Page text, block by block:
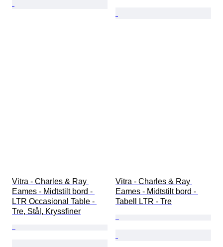
Vitra - Charles & Ray
Eames - Midtstilt bord -
LTR Occasional Table -
Tre, Stål, Kryssfiner
Vitra - Charles & Ray
Eames - Midtstilt bord -
Tabell LTR - Tre